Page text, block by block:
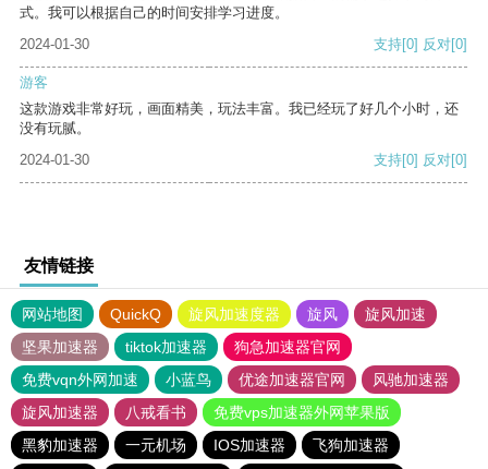
式。我可以根据自己的时间安排学习进度。
2024-01-30
支持[0] 反对[0]
游客
这款游戏非常好玩，画面精美，玩法丰富。我已经玩了好几个小时，还
没有玩腻。
2024-01-30
支持[0] 反对[0]
友情链接
网站地图 QuickQ 旋风加速度器 旋风
旋风加速
坚果加速器
tiktok加速器
狗急加速器官网
免费vqn外网加速
小蓝鸟 优途加速器官网
风驰加速器
旋风加速器
八戒看书
免费vps加速器外网苹果版
黑豹加速器
一元机场 IOS加速器 飞狗加速器